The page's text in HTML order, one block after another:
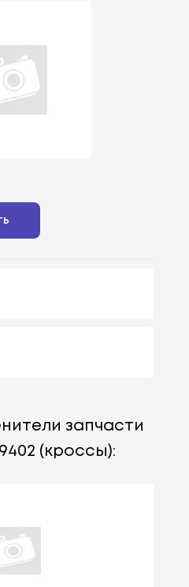
запчасти
(кроссы):